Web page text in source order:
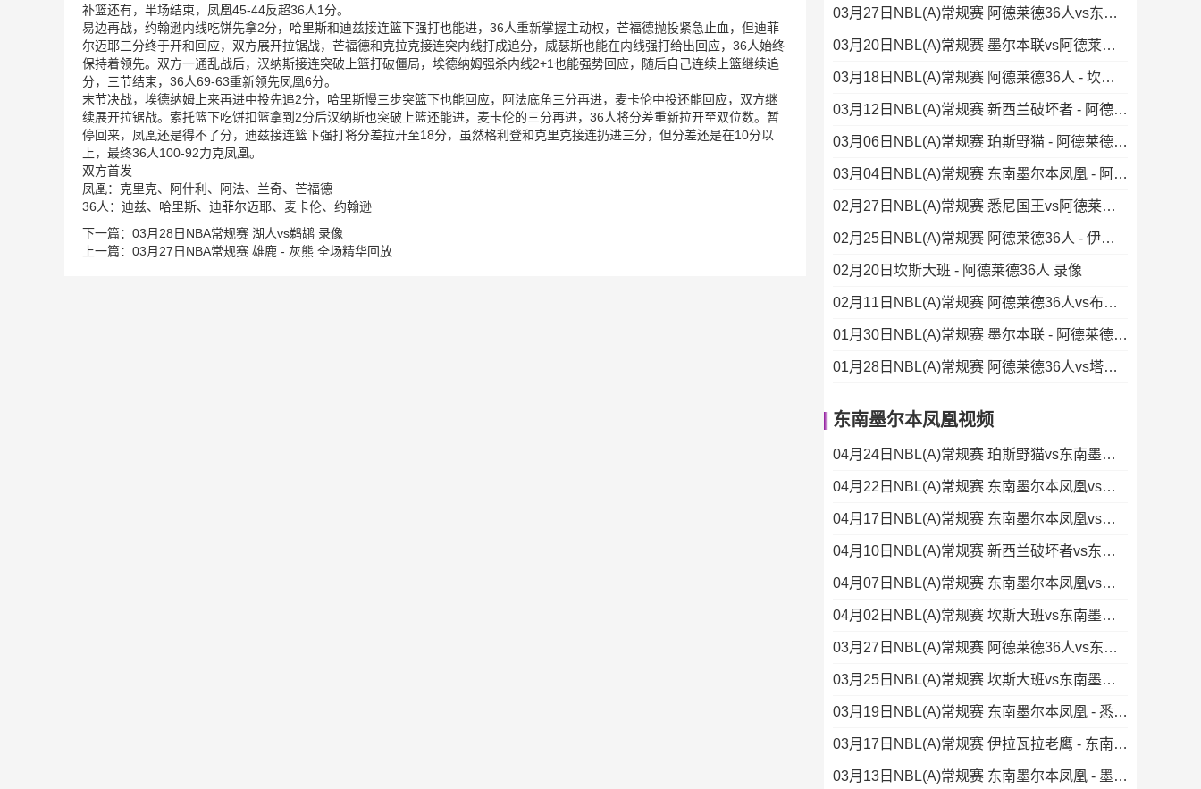
补篮还有，半场结束，凤凰45-44反超36人1分。
易边再战，约翰逊内线吃饼先拿2分，哈里斯和迪兹接连篮下强打也能进，36人重新掌握主动权，芒福德抛投紧急止血，但迪菲
尔迈耶三分终于开和回应，双方展开拉锯战，芒福德和克拉克接连突内线打成追分，威瑟斯也能在内线强打给出回应，36人始终
保持着领先。双方一通乱战后，汉纳斯接连突破上篮打破僵局，埃德纳姆强杀内线2+1也能强势回应，随后自己连续上篮继续追
分，三节结束，36人69-63重新领先凤凰6分。
末节决战，埃德纳姆上来再进中投先追2分，哈里斯慢三步突篮下也能回应，阿法底角三分再进，麦卡伦中投还能回应，双方继
续展开拉锯战。索托篮下吃饼扣篮拿到2分后汉纳斯也突破上篮还能进，麦卡伦的三分再进，36人将分差重新拉开至双位数。暂
停回来，凤凰还是得不了分，迪兹接连篮下强打将分差拉开至18分，虽然格利登和克里克接连扔进三分，但分差还是在10分以
上，最终36人100-92力克凤凰。
双方首发
凤凰：克里克、阿什利、阿法、兰奇、芒福德
36人：迪兹、哈里斯、迪菲尔迈耶、麦卡伦、约翰逊
下一篇： 03月28日NBA常规赛 湖人vs鹈鹕 录像
上一篇： 03月27日NBA常规赛 雄鹿 - 灰熊 全场精华回放
03月27日NBL(A)常规赛 阿德莱德36人vs东南墨尔本凤凰 录像
03月20日NBL(A)常规赛 墨尔本联vs阿德莱德36人 录像集锦
03月18日NBL(A)常规赛 阿德莱德36人 - 坎斯大班 录像
03月12日NBL(A)常规赛 新西兰破坏者 - 阿德莱德36人 录像集锦
03月06日NBL(A)常规赛 珀斯野猫 - 阿德莱德36人 录像集锦
03月04日NBL(A)常规赛 东南墨尔本凤凰 - 阿德莱德36人 录像集锦
02月27日NBL(A)常规赛 悉尼国王vs阿德莱德36人 录像
02月25日NBL(A)常规赛 阿德莱德36人 - 伊拉瓦拉老鹰 录像
02月20日坎斯大班 - 阿德莱德36人 录像
02月11日NBL(A)常规赛 阿德莱德36人vs布里斯班子弹 录像集锦
01月30日NBL(A)常规赛 墨尔本联 - 阿德莱德36人 录像
01月28日NBL(A)常规赛 阿德莱德36人vs塔斯马尼亚蚂蚁 录像
东南墨尔本凤凰视频
04月24日NBL(A)常规赛 珀斯野猫vs东南墨尔本凤凰 录像
04月22日NBL(A)常规赛 东南墨尔本凤凰vs阿德莱德36人 录像
04月17日NBL(A)常规赛 东南墨尔本凤凰vs塔斯马尼亚蚂蚁 录像
04月10日NBL(A)常规赛 新西兰破坏者vs东南墨尔本凤凰 录像
04月07日NBL(A)常规赛 东南墨尔本凤凰vs墨尔本联 录像
04月02日NBL(A)常规赛 坎斯大班vs东南墨尔本凤凰 录像
03月27日NBL(A)常规赛 阿德莱德36人vs东南墨尔本凤凰 录像
03月25日NBL(A)常规赛 坎斯大班vs东南墨尔本凤凰 全场录像
03月19日NBL(A)常规赛 东南墨尔本凤凰 - 悉尼国王 录像
03月17日NBL(A)常规赛 伊拉瓦拉老鹰 - 东南墨尔本凤凰 录像
03月13日NBL(A)常规赛 东南墨尔本凤凰 - 墨尔本联 录像集锦